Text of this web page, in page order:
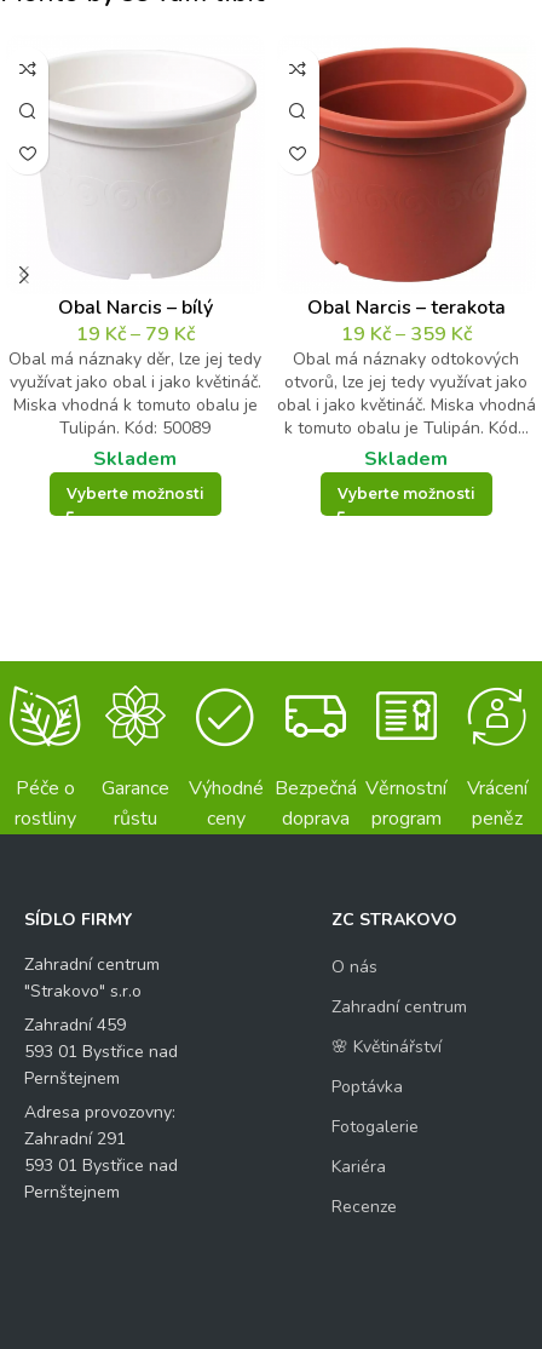
Obal Narcis – bílý
19 Kč– 79 Kč
Obal má náznaky děr, lze jej tedy
využívat jako obal i jako květináč.
Miska vhodná k tomuto obalu je
Tulipán. Kód: 50089
Skladem
Vyberte možnosti
Obal Narcis – terakota
19 Kč– 359 Kč
Obal má náznaky odtokových
otvorů, lze jej tedy využívat jako
obal i jako květináč. Miska vhodná
k tomuto obalu je Tulipán. Kód...
Skladem
Vyberte možnosti
Péče o
rostliny
Garance
růstu
Výhodné
ceny
Bezpečná
doprava
Věrnostní
program
Vrácení
peněz
SÍDLO FIRMY
Zahradní centrum
"Strakovo" s.r.o
Zahradní 459
593 01 Bystřice nad
Pernštejnem
Adresa provozovny:
Zahradní 291
593 01 Bystřice nad
Pernštejnem
ZC STRAKOVO
O nás
Zahradní centrum
🌸 Květinářství
Poptávka
Fotogalerie
Kariéra
Recenze